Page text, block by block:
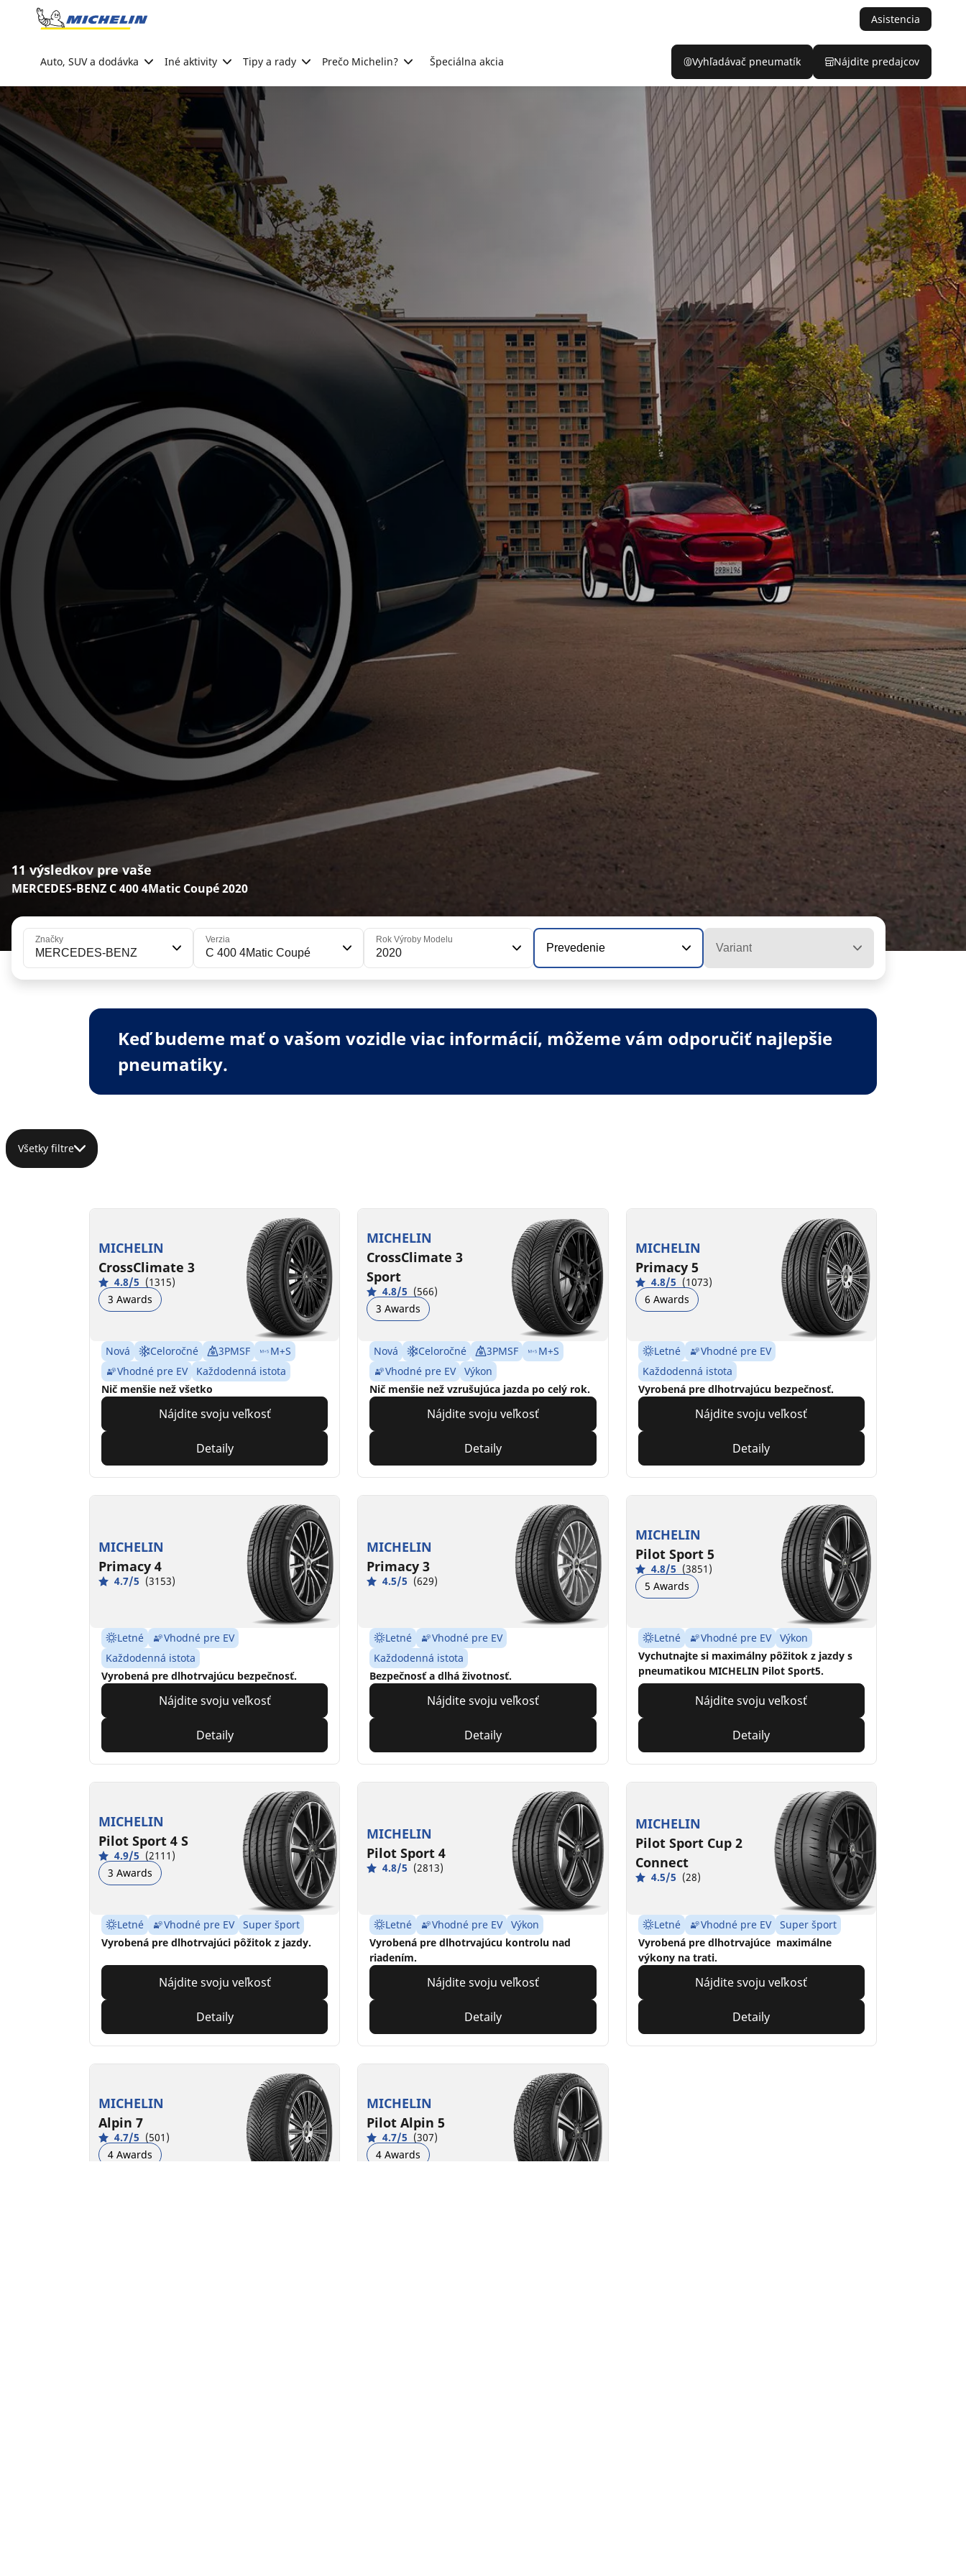
Go to page content
Asistencia
Auto, SUV a dodávka Iné aktivity Tipy a rady Prečo Michelin? Špeciálna akcia Vyhľadávač pneumatík Nájdite predajcov
11 výsledkov pre vaše
MERCEDES-BENZ C 400 4Matic Coupé 2020
Značky
MERCEDES-BENZ
Verzia
C 400 4Matic Coupé
Rok Výroby Modelu
2020 Prevedenie Variant
Keď budeme mať o vašom vozidle viac informácií, môžeme vám odporučiť najlepšie
pneumatiky.
Všetky filtre
MICHELIN
CrossClimate 3
4.8/5 (1315)
3 Awards
Nová Celoročné 3PMSF
M+S
Vhodné pre EV
Každodenná istota
Nič menšie než všetko
Nájdite svoju veľkosť
Detaily
MICHELIN
CrossClimate 3
Sport
4.8/5 (566)
3 Awards
Nová Celoročné 3PMSF
M+S
Vhodné pre EV
Výkon
Nič menšie než vzrušujúca jazda po celý rok.
Nájdite svoju veľkosť
Detaily
MICHELIN
Primacy 5
4.8/5 (1073)
6 Awards
Letné
Vhodné pre EV
Každodenná istota
Vyrobená pre dlhotrvajúcu bezpečnosť.
Nájdite svoju veľkosť
Detaily
MICHELIN
Primacy 4
4.7/5 (3153)
Letné
Vhodné pre EV
Každodenná istota
Vyrobená pre dlhotrvajúcu bezpečnosť.
Nájdite svoju veľkosť
Detaily
MICHELIN
Primacy 3
4.5/5 (629)
Letné
Vhodné pre EV
Každodenná istota
Bezpečnosť a dlhá životnosť.
Nájdite svoju veľkosť
Detaily
MICHELIN
Pilot Sport 5
4.8/5 (3851)
5 Awards
Letné Vhodné pre EV
Výkon
Vychutnajte si maximálny pôžitok z jazdy s
pneumatikou MICHELIN Pilot Sport5.
Nájdite svoju veľkosť
Detaily
MICHELIN
Pilot Sport 4 S
4.9/5 (2111)
3 Awards
Letné Vhodné pre EV
Super šport
Vyrobená pre dlhotrvajúci pôžitok z jazdy.
Nájdite svoju veľkosť
Detaily
MICHELIN
Pilot Sport 4
4.8/5 (2813)
Letné Vhodné pre EV
Výkon
Vyrobená pre dlhotrvajúcu kontrolu nad
riadením.
Nájdite svoju veľkosť
Detaily
MICHELIN
Pilot Sport Cup 2
Connect
4.5/5 (28)
Letné Vhodné pre EV
Super šport
Vyrobená pre dlhotrvajúce maximálne
výkony na trati.
Nájdite svoju veľkosť
Detaily
MICHELIN
Alpin 7
4.7/5 (501)
4 Awards
MICHELIN
Pilot Alpin 5
4.7/5 (307)
4 Awards